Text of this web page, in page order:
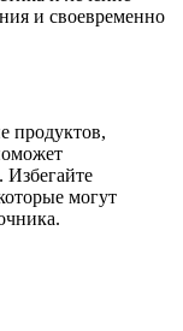
и своевременно
продуктов,
Избегайте
могут